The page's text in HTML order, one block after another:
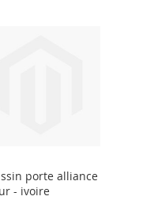
porte alliance
- ivoire